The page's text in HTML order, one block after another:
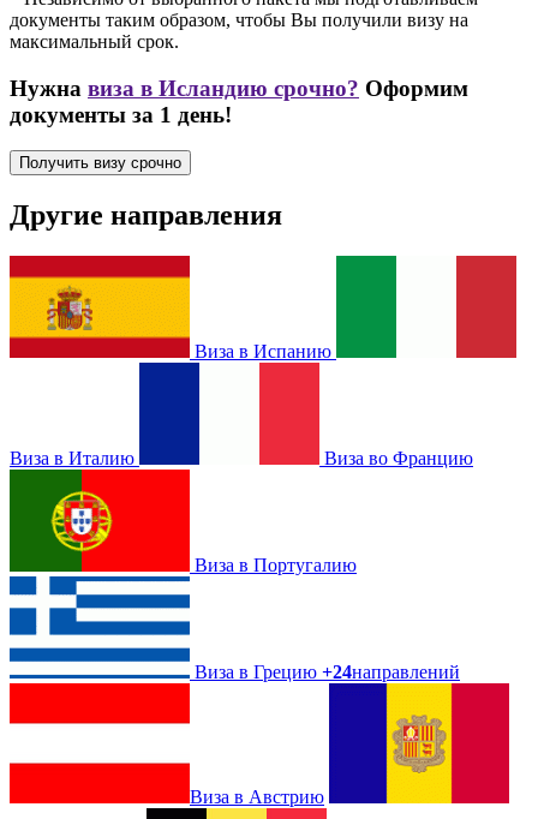
документы таким образом, чтобы Вы получили визу на
максимальный срок.
Нужна виза в Исландию срочно? Оформим
документы за 1 день!
Получить визу срочно
Другие направления
Виза в Испанию
Виза в Италию Виза во Францию
Виза в Португалию
Виза в Грецию +24направлений
Виза в Австрию